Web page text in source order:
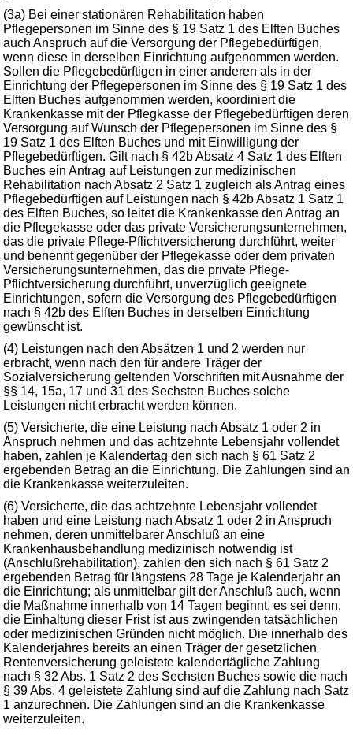
(3a) Bei einer stationären Rehabilitation haben
Pflegepersonen im Sinne des § 19 Satz 1 des Elften Buches
auch Anspruch auf die Versorgung der Pflegebedürftigen,
wenn diese in derselben Einrichtung aufgenommen werden.
Sollen die Pflegebedürftigen in einer anderen als in der
Einrichtung der Pflegepersonen im Sinne des § 19 Satz 1 des
Elften Buches aufgenommen werden, koordiniert die
Krankenkasse mit der Pflegkasse der Pflegebedürftigen deren
Versorgung auf Wunsch der Pflegepersonen im Sinne des §
19 Satz 1 des Elften Buches und mit Einwilligung der
Pflegebedürftigen. Gilt nach § 42b Absatz 4 Satz 1 des Elften
Buches ein Antrag auf Leistungen zur medizinischen
Rehabilitation nach Absatz 2 Satz 1 zugleich als Antrag eines
Pflegebedürftigen auf Leistungen nach § 42b Absatz 1 Satz 1
des Elften Buches, so leitet die Krankenkasse den Antrag an
die Pflegekasse oder das private Versicherungsunternehmen,
das die private Pflege-Pflichtversicherung durchführt, weiter
und benennt gegenüber der Pflegekasse oder dem privaten
Versicherungsunternehmen, das die private Pflege-
Pflichtversicherung durchführt, unverzüglich geeignete
Einrichtungen, sofern die Versorgung des Pflegebedürftigen
nach § 42b des Elften Buches in derselben Einrichtung
gewünscht ist.
(4) Leistungen nach den Absätzen 1 und 2 werden nur
erbracht, wenn nach den für andere Träger der
Sozialversicherung geltenden Vorschriften mit Ausnahme der
§§ 14, 15a, 17 und 31 des Sechsten Buches solche
Leistungen nicht erbracht werden können.
(5) Versicherte, die eine Leistung nach Absatz 1 oder 2 in
Anspruch nehmen und das achtzehnte Lebensjahr vollendet
haben, zahlen je Kalendertag den sich nach § 61 Satz 2
ergebenden Betrag an die Einrichtung. Die Zahlungen sind an
die Krankenkasse weiterzuleiten.
(6) Versicherte, die das achtzehnte Lebensjahr vollendet
haben und eine Leistung nach Absatz 1 oder 2 in Anspruch
nehmen, deren unmittelbarer Anschluß an eine
Krankenhausbehandlung medizinisch notwendig ist
(Anschlußrehabilitation), zahlen den sich nach § 61 Satz 2
ergebenden Betrag für längstens 28 Tage je Kalenderjahr an
die Einrichtung; als unmittelbar gilt der Anschluß auch, wenn
die Maßnahme innerhalb von 14 Tagen beginnt, es sei denn,
die Einhaltung dieser Frist ist aus zwingenden tatsächlichen
oder medizinischen Gründen nicht möglich. Die innerhalb des
Kalenderjahres bereits an einen Träger der gesetzlichen
Rentenversicherung geleistete kalendertägliche Zahlung
nach § 32 Abs. 1 Satz 2 des Sechsten Buches sowie die nach
§ 39 Abs. 4 geleistete Zahlung sind auf die Zahlung nach Satz
1 anzurechnen. Die Zahlungen sind an die Krankenkasse
weiterzuleiten.